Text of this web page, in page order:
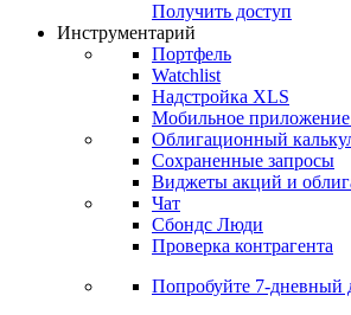
Получить доступ
Инструментарий
Портфель
Watchlist
Надстройка XLS
Мобильное приложение
Облигационный
Сохраненные запросы
Виджеты акций и
Чат
Сбондс Люди
Проверка контрагента
Попробуйте 7-дневный